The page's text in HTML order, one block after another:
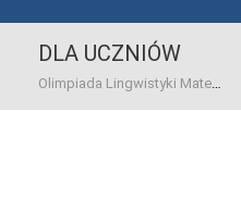
dane bankowo-adresowe kontakt
DLA UCZNIÓW
Olimpiada Lingwistyki Matematycznej